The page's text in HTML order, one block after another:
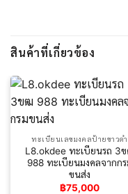
สินค้าที่เกี่ยวข้อง
ทะเบียนเลขมงคลป้ายขาวดำ
L8.okdee ทะเบียนรถ 3
988 ทะเบียนมงคลจากกร
ขนส่ง
฿75,000